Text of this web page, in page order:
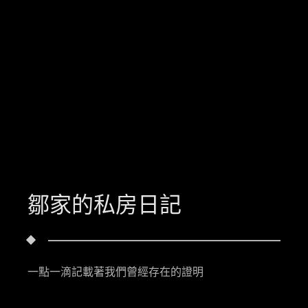
鄒家的私房日記
一點一滴記載著我們曾經存在的證明